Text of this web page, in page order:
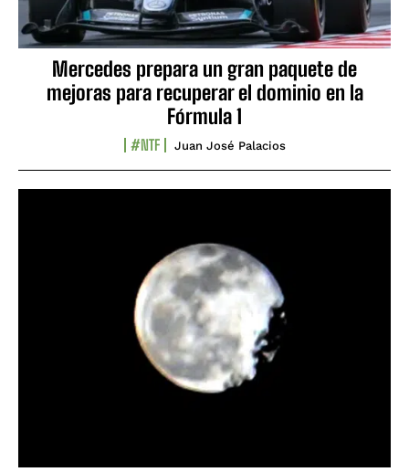
Mercedes prepara un gran paquete de
mejoras para recuperar el dominio en la
Fórmula 1
#NTF Juan José Palacios